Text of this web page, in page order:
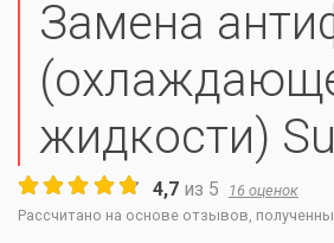
Замена
жидкости)
4,7 из 5 16 оценок
Рассчитано на основе отзывов,